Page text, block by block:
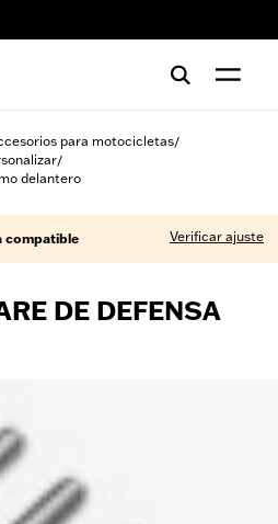
para motocicletas/
/
delantero
compatible Verificar ajuste
DE DEFENSA